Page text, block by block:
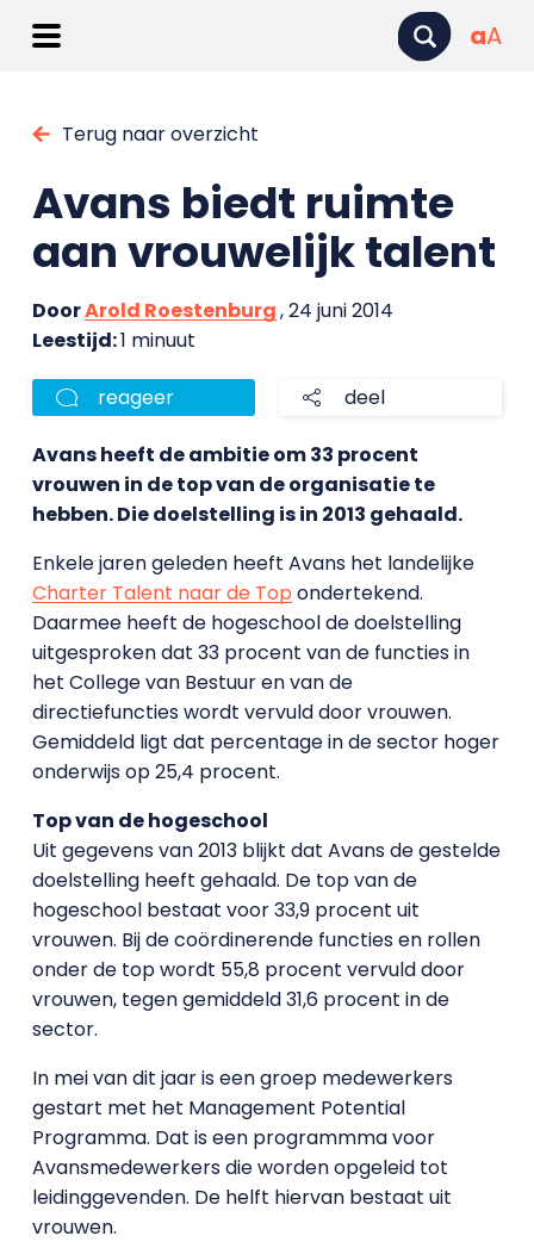
aA
Terug naar overzicht
Avans biedt ruimte
aan vrouwelijk talent
DoorArold Roestenburg, 24 juni 2014
Leestijd:1 minuut
reageer deel
Avans heeft de ambitie om 33 procent
vrouwen in de top van de organisatie te
hebben. Die doelstelling is in 2013 gehaald.
Enkele jaren geleden heeft Avans het landelijke
Charter Talent naar de Top ondertekend.
Daarmee heeft de hogeschool de doelstelling
uitgesproken dat 33 procent van de functies in
het College van Bestuur en van de
directiefuncties wordt vervuld door vrouwen.
Gemiddeld ligt dat percentage in de sector hoger
onderwijs op 25,4 procent.
Top van de hogeschool
Uit gegevens van 2013 blijkt dat Avans de gestelde
doelstelling heeft gehaald. De top van de
hogeschool bestaat voor 33,9 procent uit
vrouwen. Bij de coördinerende functies en rollen
onder de top wordt 55,8 procent vervuld door
vrouwen, tegen gemiddeld 31,6 procent in de
sector.
In mei van dit jaar is een groep medewerkers
gestart met het Management Potential
Programma. Dat is een programmma voor
Avansmedewerkers die worden opgeleid tot
leidinggevenden. De helft hiervan bestaat uit
vrouwen.